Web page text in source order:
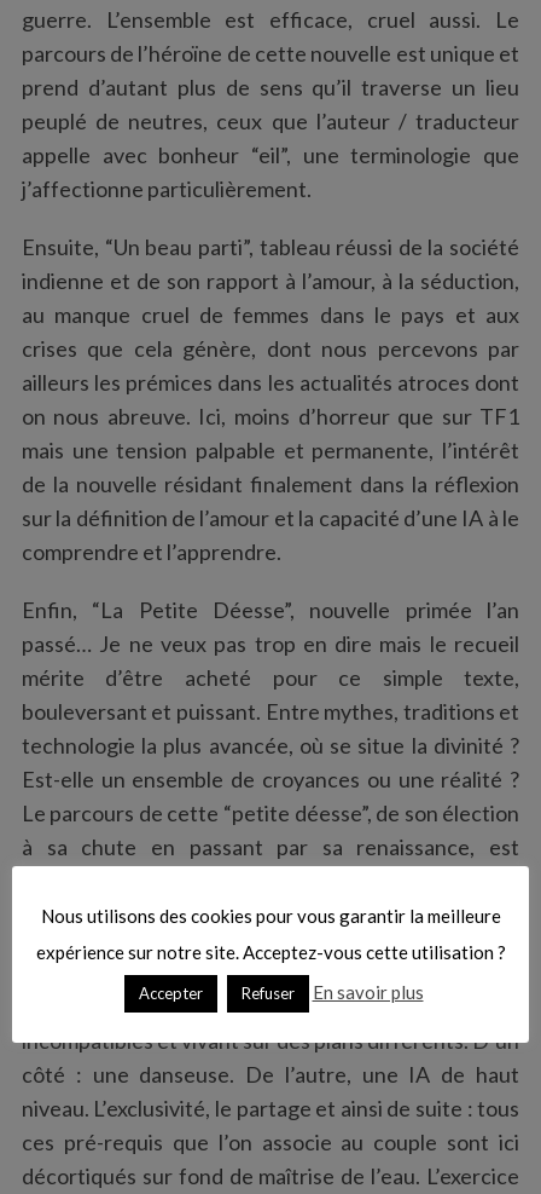
guerre. L’ensemble est efficace, cruel aussi. Le
parcours de l’héroïne de cette nouvelle est unique et
prend d’autant plus de sens qu’il traverse un lieu
peuplé de neutres, ceux que l’auteur / traducteur
appelle avec bonheur “eil”, une terminologie que
j’affectionne particulièrement.
Ensuite, “Un beau parti”, tableau réussi de la société
indienne et de son rapport à l’amour, à la séduction,
au manque cruel de femmes dans le pays et aux
crises que cela génère, dont nous percevons par
ailleurs les prémices dans les actualités atroces dont
on nous abreuve. Ici, moins d’horreur que sur TF1
mais une tension palpable et permanente, l’intérêt
de la nouvelle résidant finalement dans la réflexion
sur la définition de l’amour et la capacité d’une IA à le
comprendre et l’apprendre.
Enfin, “La Petite Déesse”, nouvelle primée l’an
passé… Je ne veux pas trop en dire mais le recueil
mérite d’être acheté pour ce simple texte,
bouleversant et puissant. Entre mythes, traditions et
technologie la plus avancée, où se situe la divinité ?
Est-elle un ensemble de croyances ou une réalité ?
Le parcours de cette “petite déesse”, de son élection
à sa chute en passant par sa renaissance, est
thématique du beau parti pour s’intéresser cette fois
à l’amour entre deux entités totalement
incompatibles et vivant sur des plans différents. D’un
côté : une danseuse. De l’autre, une IA de haut
niveau. L’exclusivité, le partage et ainsi de suite : tous
ces pré-requis que l’on associe au couple sont ici
décortiqués sur fond de maîtrise de l’eau. L’exercice
e
a
r
c
f
:
Nous utilisons des cookies pour vous garantir la meilleure
expérience sur notre site. Acceptez-vous cette utilisation ?
Accepter Refuser En savoir plus